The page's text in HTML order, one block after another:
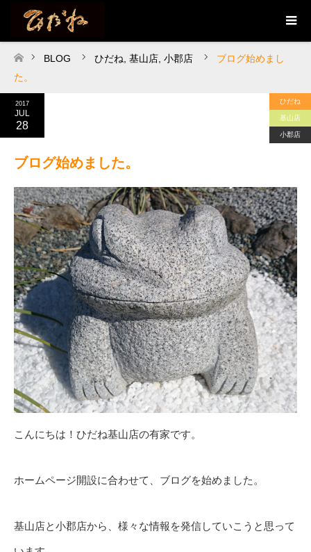
ホーム
BLOG ひだね 基山店 小郡店
ブログ始めまし
た。
2017
JUL
28
ひだね
基山店
小郡店
ブログ始めました。
こんにちは！ひだね基山店の有家です。
ホームページ開設に合わせて、ブログを始めました。
基山店と小郡店から、様々な情報を発信していこうと思って